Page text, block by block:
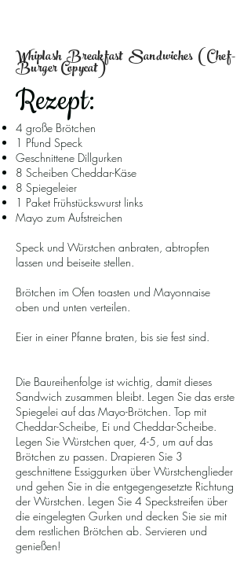
Whiplash Breakfast Sandwiches (Chef-
Burger Copycat)
Rezept:
4 große Brötchen
1 Pfund Speck
Geschnittene Dillgurken
8 Scheiben Cheddar-Käse
8 Spiegeleier
1 Paket Frühstückswurst links
Mayo zum Aufstreichen
Speck und Würstchen anbraten, abtropfen
lassen und beiseite stellen.
Brötchen im Ofen toasten und Mayonnaise
oben und unten verteilen.
Eier in einer Pfanne braten, bis sie fest sind.
Die Baureihenfolge ist wichtig, damit dieses
Sandwich zusammen bleibt. Legen Sie das erste
Spiegelei auf das Mayo-Brötchen. Top mit
Cheddar-Scheibe, Ei und Cheddar-Scheibe.
Legen Sie Würstchen quer, 4-5, um auf das
Brötchen zu passen. Drapieren Sie 3
geschnittene Essiggurken über Würstchenglieder
und gehen Sie in die entgegengesetzte Richtung
der Würstchen. Legen Sie 4 Speckstreifen über
die eingelegten Gurken und decken Sie sie mit
dem restlichen Brötchen ab. Servieren und
genießen!